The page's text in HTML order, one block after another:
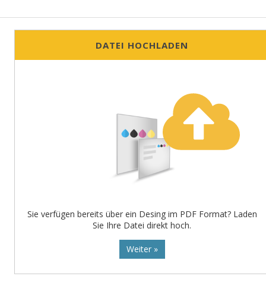
DATEI HOCHLADEN
Sie verfügen bereits über ein Desing im PDF Format? Laden
Sie Ihre Datei direkt hoch.
Weiter »